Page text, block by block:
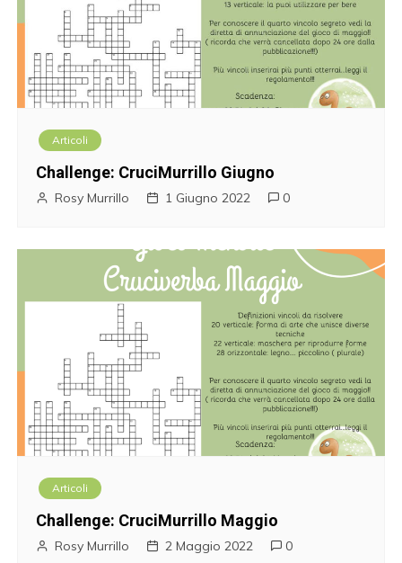
Articoli
Challenge: CruciMurrillo Giugno
Rosy Murrillo 1 Giugno 2022 0
Articoli
Challenge: CruciMurrillo Maggio
Rosy Murrillo 2 Maggio 2022 0